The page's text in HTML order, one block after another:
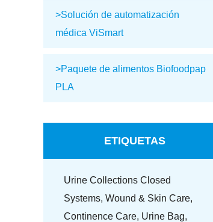
>Solución de automatización
médica ViSmart
>Paquete de alimentos Biofoodpap
PLA
ETIQUETAS
Urine Collections Closed
Systems, Wound & Skin Care,
Continence Care, Urine Bag,